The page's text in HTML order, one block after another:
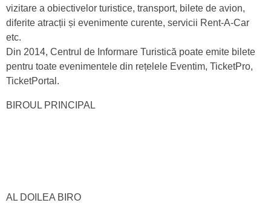
vizitare a obiectivelor turistice, transport, bilete de avion,
diferite atracții și evenimente curente, servicii Rent-A-Car
etc.
Din 2014, Centrul de Informare Turistică poate emite bilete
pentru toate evenimentele din rețelele Eventim, TicketPro,
TicketPortal.
BIROUL PRINCIPAL
AL DOILEA BIRO